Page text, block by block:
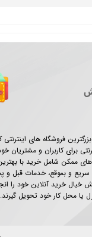
فروشگاه های
برای کاربران و مشتریان
ممکن شامل خرید با
سریع و بموقع، خدمات قبل و
خیال خرید آنلاین خود را
یا محل کار خود تحویل گیرند.​​​​​​​